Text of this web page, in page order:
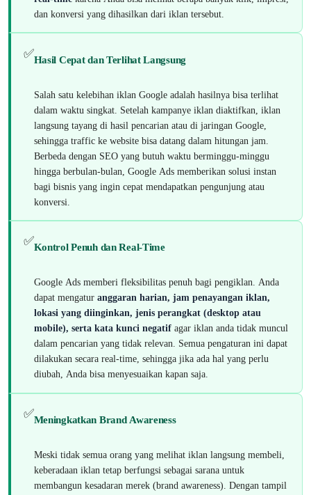
dan konversi yang dihasilkan dari iklan tersebut.
✅Hasil Cepat dan Terlihat Langsung
Salah satu kelebihan iklan Google adalah hasilnya bisa terlihat
dalam waktu singkat. Setelah kampanye iklan diaktifkan, iklan
langsung tayang di hasil pencarian atau di jaringan Google,
sehingga traffic ke website bisa datang dalam hitungan jam.
Berbeda dengan SEO yang butuh waktu berminggu-minggu
hingga berbulan-bulan, Google Ads memberikan solusi instan
bagi bisnis yang ingin cepat mendapatkan pengunjung atau
konversi.
✅Kontrol Penuh dan Real-Time
Google Ads memberi fleksibilitas penuh bagi pengiklan. Anda
dapat mengatur anggaran harian, jam penayangan iklan,
lokasi yang diinginkan, jenis perangkat (desktop atau
mobile), serta kata kunci negatifagar iklan anda tidak muncul
dalam pencarian yang tidak relevan. Semua pengaturan ini dapat
dilakukan secara real-time, sehingga jika ada hal yang perlu
diubah, Anda bisa menyesuaikan kapan saja.
✅Meningkatkan Brand Awareness
Meski tidak semua orang yang melihat iklan langsung membeli,
keberadaan iklan tetap berfungsi sebagai sarana untuk
membangun kesadaran merek (brand awareness). Dengan tampil